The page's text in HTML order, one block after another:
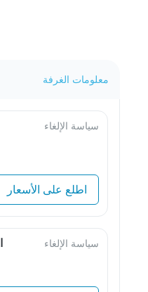
معلومات الغرفة
سياسة الإلغاء
اطلع على الأسعار
سياسة الإلغاء